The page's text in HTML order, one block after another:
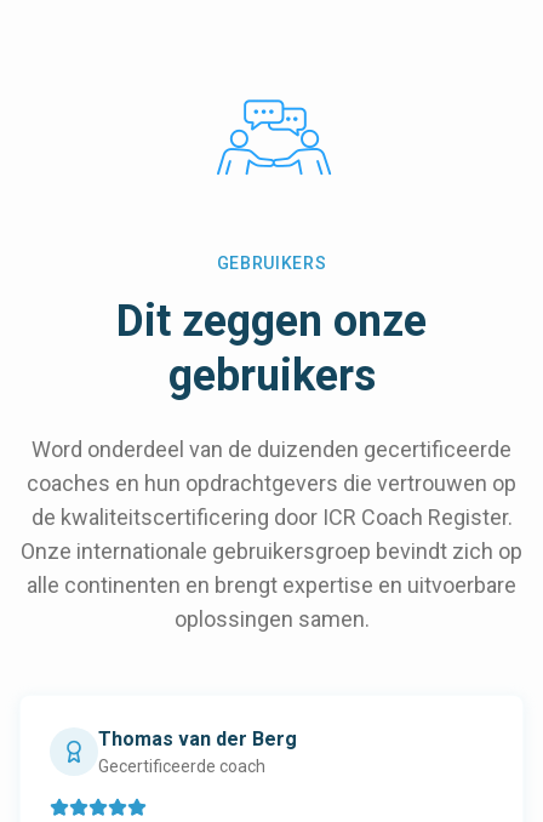
GEBRUIKERS
Dit zeggen onze
gebruikers
Word onderdeel van de duizenden gecertificeerde
coaches en hun opdrachtgevers die vertrouwen op
de kwaliteitscertificering door ICR Coach Register.
Onze internationale gebruikersgroep bevindt zich op
alle continenten en brengt expertise en uitvoerbare
oplossingen samen.
Thomas van der Berg
Gecertificeerde coach